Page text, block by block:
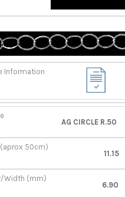
AG CIRCLE R.50
11.15
6.90